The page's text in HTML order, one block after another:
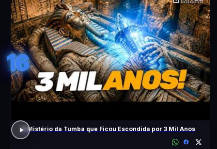
16
O Mistério da Tumba que Ficou Escondida por 3 Mil Anos